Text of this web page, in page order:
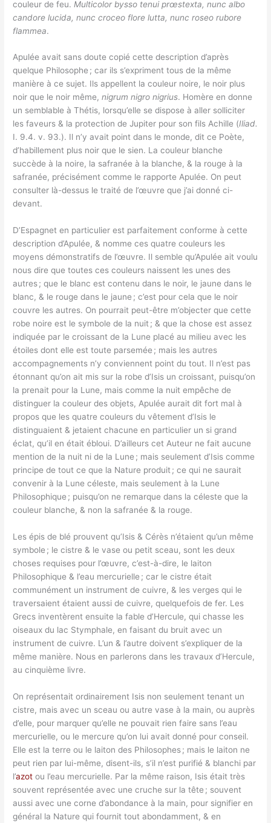
couleur de feu. Multicolor bysso tenui prœstexta, nunc albo
candore lucida, nunc croceo flore lutta, nunc roseo rubore
flammea.
Apulée avait sans doute copié cette description d’après
quelque Philosophe ; car ils s’expriment tous de la même
manière à ce sujet. Ils appellent la couleur noire, le noir plus
noir que le noir même,nigrum nigro nigrius. Homère en donne
un semblable à Thétis, lorsqu’elle se dispose à aller solliciter
les faveurs & la protection de Jupiter pour son fils Achille (Iliad.
I. 9.4. v. 93.). Il n’y avait point dans le monde, dit ce Poète,
d’habillement plus noir que le sien. La couleur blanche
succède à la noire, la safranée à la blanche, & la rouge à la
safranée, précisément comme le rapporte Apulée. On peut
consulter là-dessus le traité de l’œuvre que j’ai donné ci-
devant.
D’Espagnet en particulier est parfaitement conforme à cette
description d’Apulée, & nomme ces quatre couleurs les
moyens démonstratifs de l’œuvre. Il semble qu’Apulée ait voulu
nous dire que toutes ces couleurs naissent les unes des
autres ; que le blanc est contenu dans le noir, le jaune dans le
blanc, & le rouge dans le jaune ; c’est pour cela que le noir
couvre les autres. On pourrait peut-être m’objecter que cette
robe noire est le symbole de la nuit ; & que la chose est assez
indiquée par le croissant de la Lune placé au milieu avec les
étoiles dont elle est toute parsemée ; mais les autres
accompagnements n’y conviennent point du tout. Il n’est pas
étonnant qu’on ait mis sur la robe d’Isis un croissant, puisqu’on
la prenait pour la Lune, mais comme la nuit empêche de
distinguer la couleur des objets, Apulée aurait dit fort mal à
propos que les quatre couleurs du vêtement d’Isis le
distinguaient & jetaient chacune en particulier un si grand
éclat, qu’il en était ébloui. D’ailleurs cet Auteur ne fait aucune
mention de la nuit ni de la Lune ; mais seulement d’Isis comme
principe de tout ce que la Nature produit ; ce qui ne saurait
convenir à la Lune céleste, mais seulement à la Lune
Philosophique ; puisqu’on ne remarque dans la céleste que la
couleur blanche, & non la safranée & la rouge.
Les épis de blé prouvent qu’Isis & Cérès n’étaient qu’un même
symbole ; le cistre & le vase ou petit sceau, sont les deux
choses requises pour l’œuvre, c’est-à-dire, le laiton
Philosophique & l’eau mercurielle ; car le cistre était
communément un instrument de cuivre, & les verges qui le
traversaient étaient aussi de cuivre, quelquefois de fer. Les
Grecs inventèrent ensuite la fable d’Hercule, qui chasse les
oiseaux du lac Stymphale, en faisant du bruit avec un
instrument de cuivre. L’un & l’autre doivent s’expliquer de la
même manière. Nous en parlerons dans les travaux d’Hercule,
au cinquième livre.
On représentait ordinairement Isis non seulement tenant un
cistre, mais avec un sceau ou autre vase à la main, ou auprès
d’elle, pour marquer qu’elle ne pouvait rien faire sans l’eau
mercurielle, ou le mercure qu’on lui avait donné pour conseil.
Elle est la terre ou le laiton des Philosophes ; mais le laiton ne
peut rien par lui-même, disent-ils, s’il n’est purifié & blanchi par
l’azot ou l’eau mercurielle. Par la même raison, Isis était très
souvent représentée avec une cruche sur la tête ; souvent
aussi avec une corne d’abondance à la main, pour signifier en
général la Nature qui fournit tout abondamment, & en